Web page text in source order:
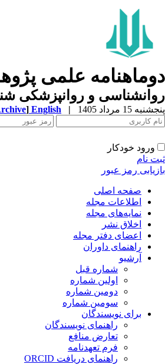
علمی
و روانپزشکی
15 مرداد 1405 |
English
Archive]
ورود خودکار
نام
رمز عبور
صفحه اصلی
اطلاعات مجله
نمایه‌های مجله
اخلاق نشر
اعضای دفتر مجله
راهنمای داوران
آرشیو
شماره قبل
اولین شماره
دومین شماره
سومین شماره
برای نویسندگان
راهنمای نویسندگان
تعارض منافع
فرم تعهدنامه
راهنمای دریافت ORCID